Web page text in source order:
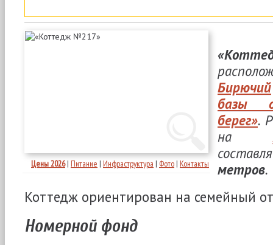
Цены 2026| Питание | Инфраструктура | Фото | Контакты
Бирючий
базы
берег».
на
метров.
Коттедж ориентирован на семейный
Номерной фонд